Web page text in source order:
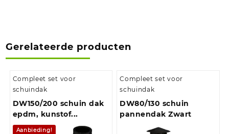
Gerelateerde producten
Compleet set voor
schuindak
DW150/200 schuin dak
epdm, kunstof...
Aanbieding!
Compleet set voor
schuindak
DW80/130 schuin
pannendak Zwart